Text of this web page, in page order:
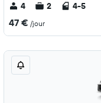
4 2 4-5
47 € /jour